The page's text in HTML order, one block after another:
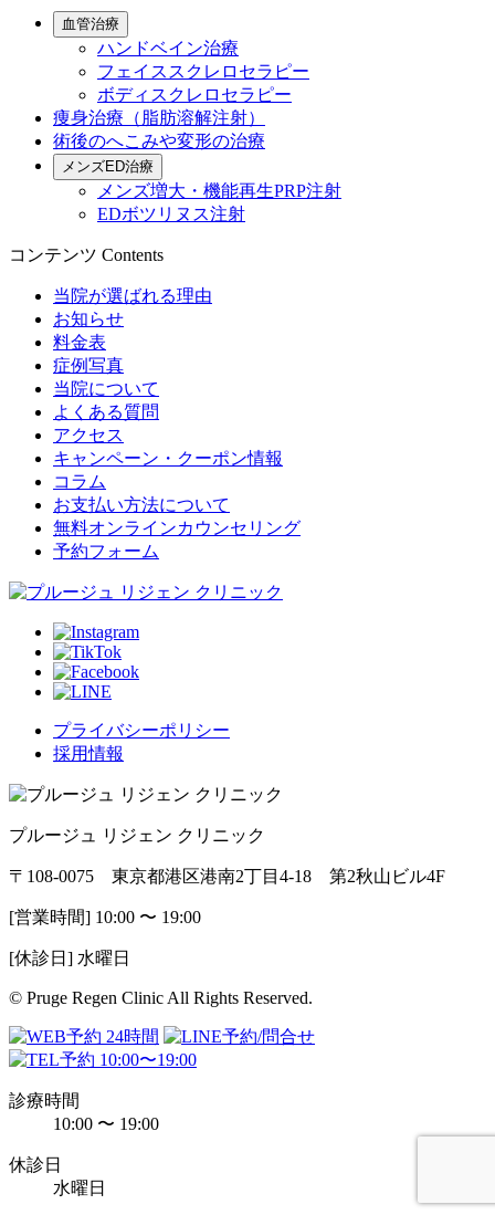
血管治療
ハンドベイン治療
フェイススクレロセラピー
ボディスクレロセラピー
痩身治療（脂肪溶解注射）
術後のへこみや変形の治療
メンズED治療
メンズ増大・機能再生PRP注射
EDボツリヌス注射
コンテンツ Contents
当院が選ばれる理由
お知らせ
料金表
症例写真
当院について
よくある質問
アクセス
キャンペーン・クーポン情報
コラム
お支払い方法について
無料オンラインカウンセリング
予約フォーム
プライバシーポリシー
採用情報
プルージュ リジェン クリニック
〒108-0075 東京都港区港南2丁目4-18 第2秋山ビル4F
[営業時間] 10:00 〜 19:00
[休診日] 水曜日
© Pruge Regen Clinic All Rights Reserved.
診療時間
10:00 〜 19:00
休診日
水曜日